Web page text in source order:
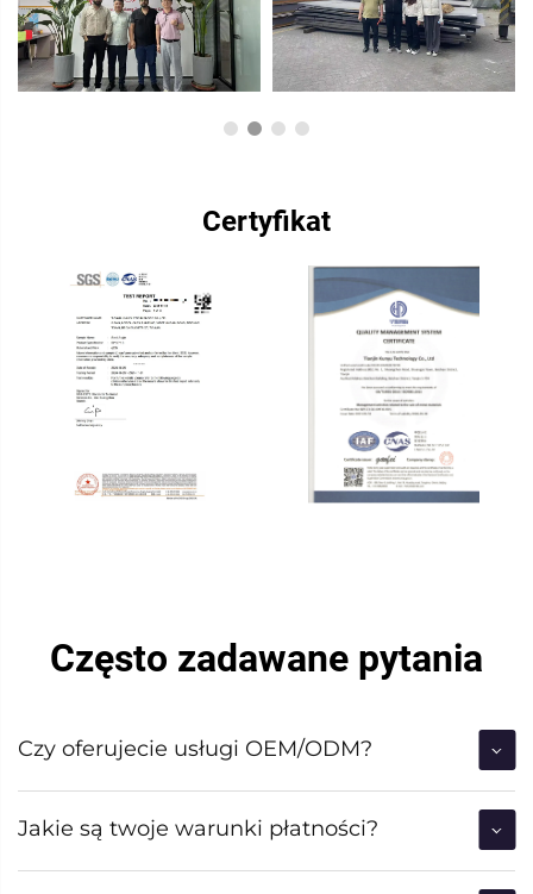
Certyfikat
Często zadawane pytania
Czy oferujecie usługi OEM/ODM?
Jakie są twoje warunki płatności?